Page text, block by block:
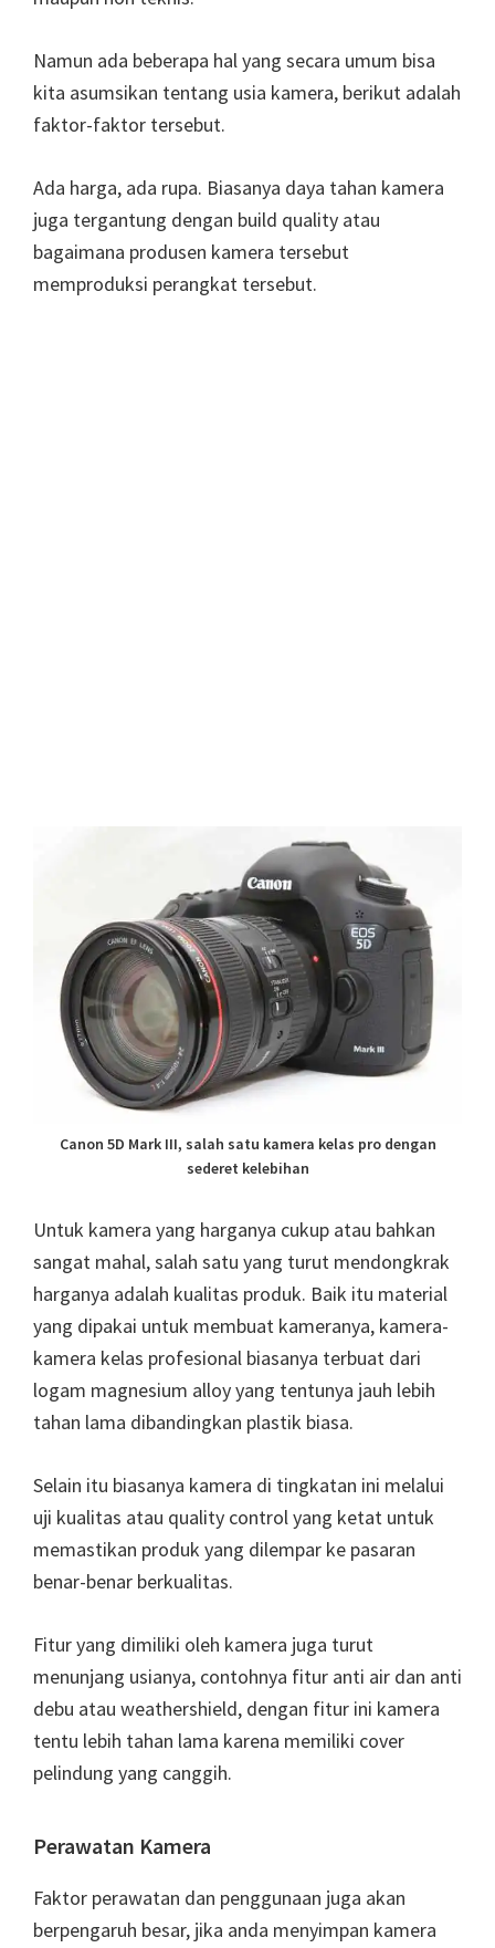
Namun ada beberapa hal yang secara umum bisa
kita asumsikan tentang usia kamera, berikut adalah
faktor-faktor tersebut.
Ada harga, ada rupa. Biasanya daya tahan kamera
juga tergantung dengan build quality atau
bagaimana produsen kamera tersebut
memproduksi perangkat tersebut.
Canon 5D Mark III, salah satu kamera kelas pro dengan
sederet kelebihan
Untuk kamera yang harganya cukup atau bahkan
sangat mahal, salah satu yang turut mendongkrak
harganya adalah kualitas produk. Baik itu material
yang dipakai untuk membuat kameranya, kamera-
kamera kelas profesional biasanya terbuat dari
logam magnesium alloy yang tentunya jauh lebih
tahan lama dibandingkan plastik biasa.
Selain itu biasanya kamera di tingkatan ini melalui
uji kualitas atau quality control yang ketat untuk
memastikan produk yang dilempar ke pasaran
benar-benar berkualitas.
Fitur yang dimiliki oleh kamera juga turut
menunjang usianya, contohnya fitur anti air dan anti
debu atau weathershield, dengan fitur ini kamera
tentu lebih tahan lama karena memiliki cover
pelindung yang canggih.
Perawatan Kamera
Faktor perawatan dan penggunaan juga akan
berpengaruh besar, jika anda menyimpan kamera